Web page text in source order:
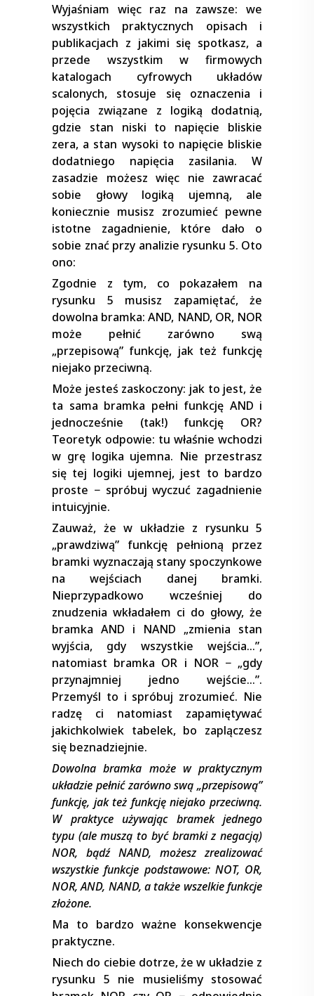
Wyjaśniam więc raz na zawsze: we
wszystkich praktycznych opisach i
publikacjach z jakimi się spotkasz, a
przede wszystkim w firmowych
katalogach cyfrowych układów
scalonych, stosuje się oznaczenia i
pojęcia związane z logiką dodatnią,
gdzie stan niski to napięcie bliskie
zera, a stan wysoki to napięcie bliskie
dodatniego napięcia zasilania. W
zasadzie możesz więc nie zawracać
sobie głowy logiką ujemną, ale
koniecznie musisz zrozumieć pewne
istotne zagadnienie, które dało o
sobie znać przy analizie rysunku 5. Oto
ono:
Zgodnie z tym, co pokazałem na
rysunku 5 musisz zapamiętać, że
dowolna bramka: AND, NAND, OR, NOR
może pełnić zarówno swą
„przepisową” funkcję, jak też funkcję
niejako przeciwną.
Może jesteś zaskoczony: jak to jest, że
ta sama bramka pełni funkcję AND i
jednocześnie (tak!) funkcję OR?
Teoretyk odpowie: tu właśnie wchodzi
w grę logika ujemna. Nie przestrasz
się tej logiki ujemnej, jest to bardzo
proste − spróbuj wyczuć zagadnienie
intuicyjnie.
Zauważ, że w układzie z rysunku 5
„prawdziwą” funkcję pełnioną przez
bramki wyznaczają stany spoczynkowe
na wejściach danej bramki.
Nieprzypadkowo wcześniej do
znudzenia wkładałem ci do głowy, że
bramka AND i NAND „zmienia stan
wyjścia, gdy wszystkie wejścia…”,
natomiast bramka OR i NOR − „gdy
przynajmniej jedno wejście…”.
Przemyśl to i spróbuj zrozumieć. Nie
radzę ci natomiast zapamiętywać
jakichkolwiek tabelek, bo zaplączesz
się beznadziejnie.
Dowolna bramka może w praktycznym
układzie pełnić zarówno swą „przepisową”
funkcję, jak też funkcję niejako przeciwną.
W praktyce używając bramek jednego
typu (ale muszą to być bramki z negacją)
NOR, bądź NAND, możesz zrealizować
wszystkie funkcje podstawowe: NOT, OR,
NOR, AND, NAND, a także wszelkie funkcje
złożone.
Ma to bardzo ważne konsekwencje
praktyczne.
Niech do ciebie dotrze, że w układzie z
rysunku 5 nie musieliśmy stosować